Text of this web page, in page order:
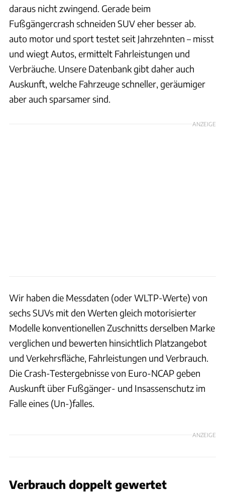
daraus nicht zwingend. Gerade beim
Fußgängercrash schneiden SUV eher besser ab.
auto motor und sport testet seit Jahrzehnten – misst
und wiegt Autos, ermittelt Fahrleistungen und
Verbräuche. Unsere Datenbank gibt daher auch
Auskunft, welche Fahrzeuge schneller, geräumiger
aber auch sparsamer sind.
ANZEIGE
Wir haben die Messdaten (oder WLTP-Werte) von
sechs SUVs mit den Werten gleich motorisierter
Modelle konventionellen Zuschnitts derselben Marke
verglichen und bewerten hinsichtlich Platzangebot
und Verkehrsfläche, Fahrleistungen und Verbrauch.
Die Crash-Testergebnisse von Euro-NCAP geben
Auskunft über Fußgänger- und Insassenschutz im
Falle eines (Un-)falles.
ANZEIGE
Verbrauch doppelt gewertet